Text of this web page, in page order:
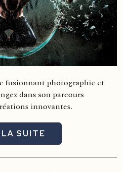
fusionnant photographie et
dans son parcours
innovantes.
SUITE